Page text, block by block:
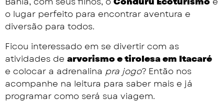
o lugar perfeito para encontrar aventura e
diversão para todos.
Ficou interessado em se divertir com as
atividades de arvorismo e tirolesa em Itacaré
e colocar a adrenalina pra jogo? Então nos
acompanhe na leitura para saber mais e já
programar como será sua viagem.